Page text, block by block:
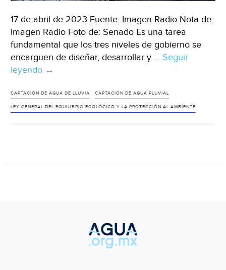
17 de abril de 2023 Fuente: Imagen Radio Nota de:
Imagen Radio Foto de: Senado Es una tarea
fundamental que los tres niveles de gobierno se
encarguen de diseñar, desarrollar y … Seguir
leyendo México-
incentivos
fiscales
→
CAPTACIÓN DE AGUA DE LLUVIA CAPTACIÓN DE AGUA PLUVIAL
LEY GENERAL DEL EQUILIBRIO ECOLÓGICO Y LA PROTECCIÓN AL AMBIENTE